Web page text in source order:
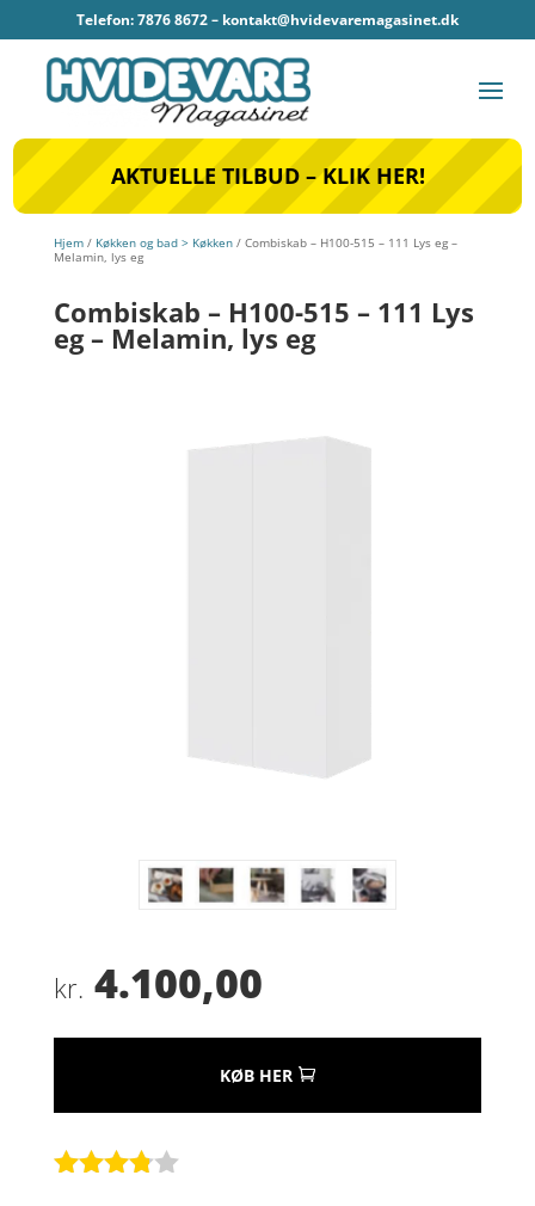
Telefon: 7876 8672 – kontakt@hvidevaremagasinet.dk
AKTUELLE TILBUD – KLIK HER!
Hjem/ Køkken og bad > Køkken/ Combiskab – H100-515 – 111 Lys eg –
Melamin, lys eg
Combiskab – H100-515 – 111 Lys
eg – Melamin, lys eg
kr. 4.100,00
KØB HER